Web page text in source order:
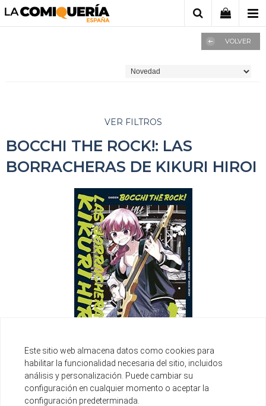
VOLVER
VER FILTROS
BOCCHI THE ROCK!: LAS
BORRACHERAS DE KIKURI HIROI
BOCCHI THE ROCK!: LAS BORRACHERAS DE KIKURI HIROI ...
9,90 € 9,40 €
Este sitio web almacena datos como cookies para
habilitar la funcionalidad necesaria del sitio, incluidos
análisis y personalización. Puede cambiar su
configuración en cualquier momento o aceptar la
configuración predeterminada.